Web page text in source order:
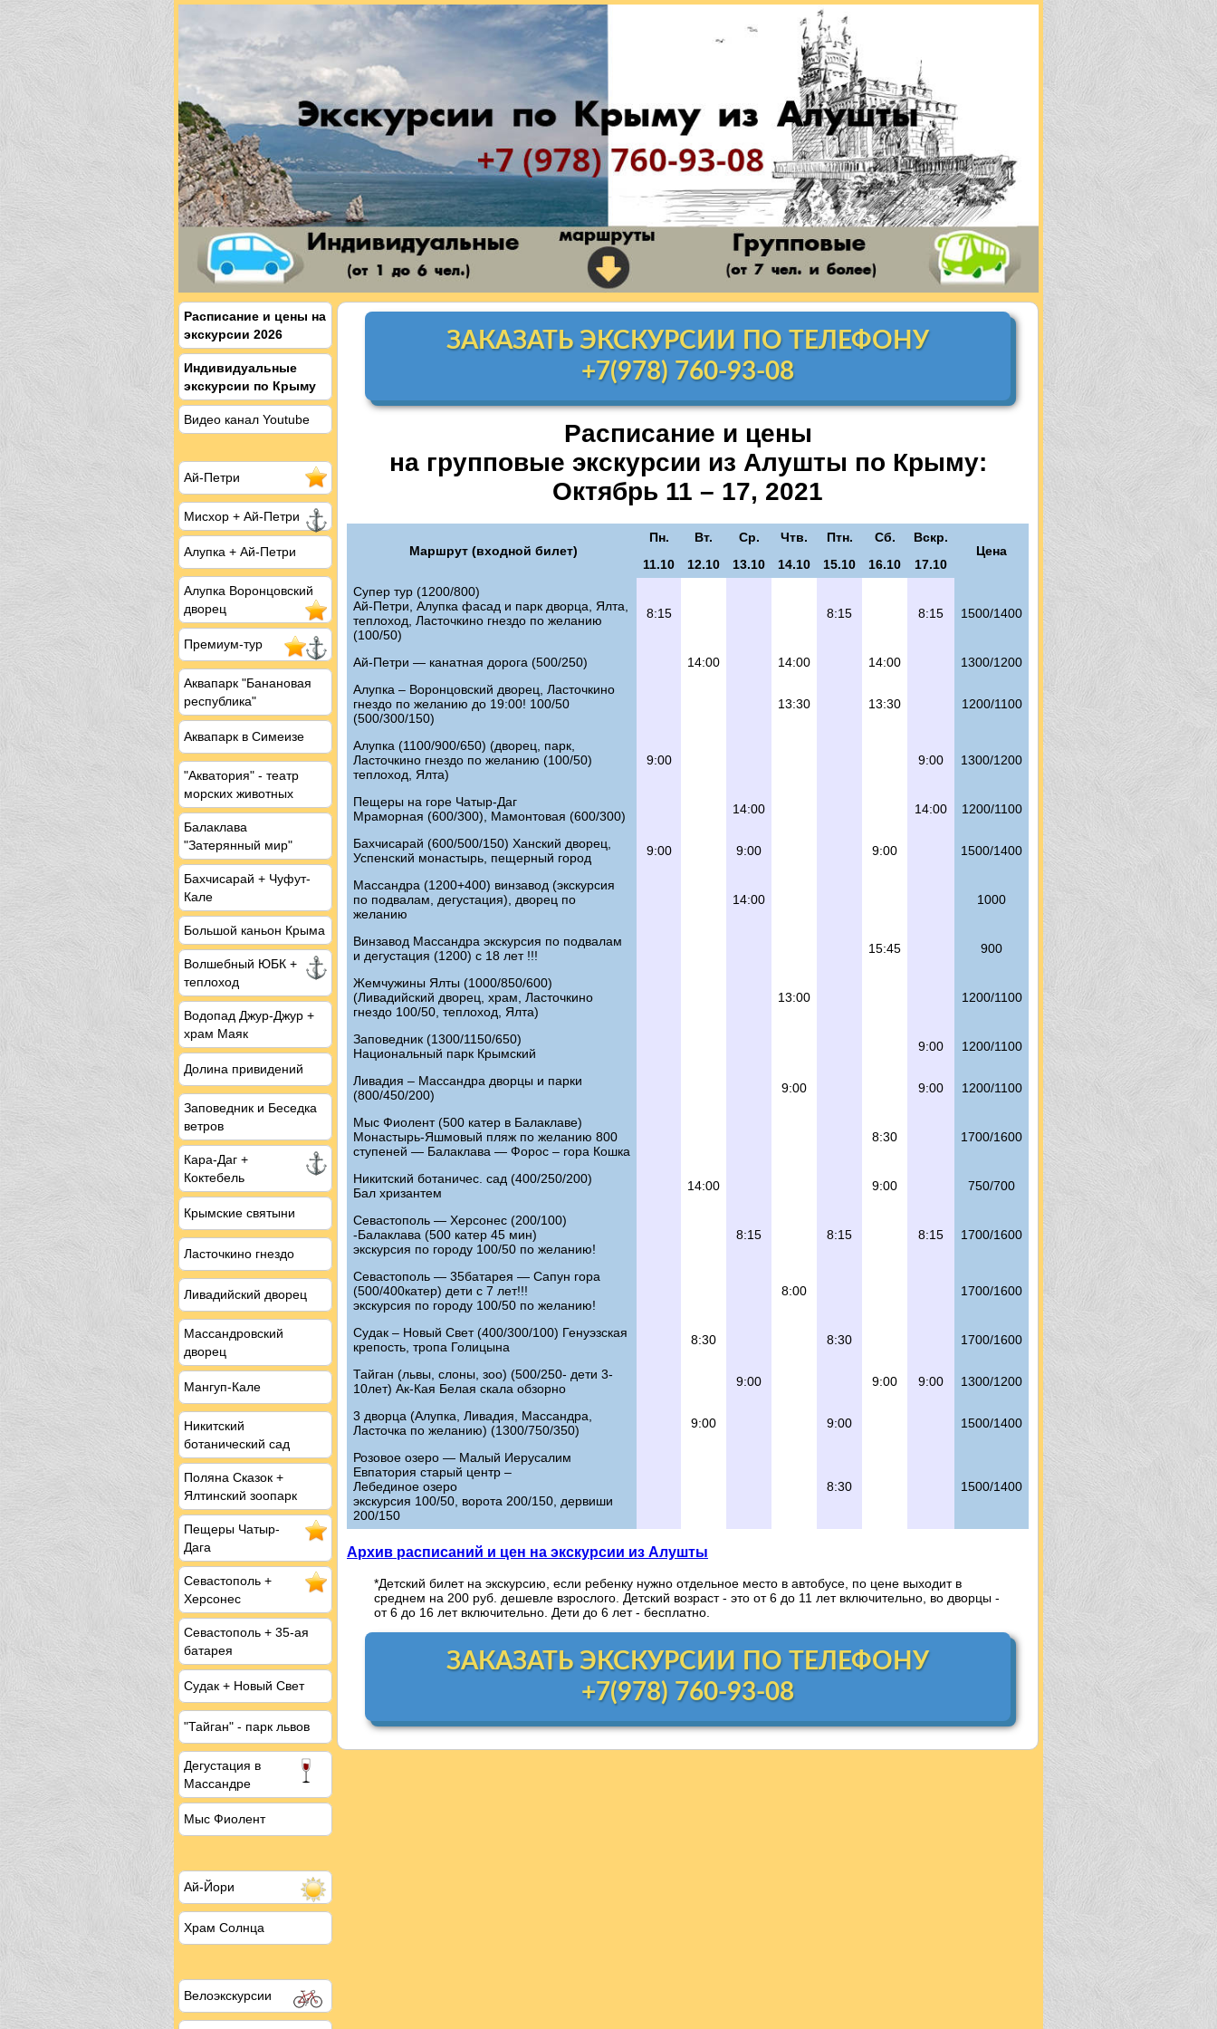
Расписание и цены на
экскурсии 2026
Индивидуальные
экскурсии по Крыму
Видео канал Youtube
Ай-Петри
Мисхор + Ай-Петри
Алупка + Ай-Петри
Алупка Воронцовский
дворец
Премиум-тур
Аквапарк "Банановая
республика"
Аквапарк в Симеизе
"Акватория" - театр
морских животных
Балаклава
"Затерянный мир"
Бахчисарай + Чуфут-
Кале
Большой каньон Крыма
Волшебный ЮБК +
теплоход
Водопад Джур-Джур +
храм Маяк
Долина привидений
Заповедник и Беседка
ветров
Кара-Даг +
Коктебель
Крымские святыни
Ласточкино гнездо
Ливадийский дворец
Массандровский
дворец
Мангуп-Кале
Никитский
ботанический сад
Поляна Сказок +
Ялтинский зоопарк
Пещеры Чатыр-
Дага
Севастополь +
Херсонес
Севастополь + 35-ая
батарея
Судак + Новый Свет
"Тайган" - парк львов
Дегустация в
Массандре
Мыс Фиолент
Ай-Йори
Храм Солнца
Велоэкскурсии
ЗАКАЗАТЬ ЭКСКУРСИИ ПО ТЕЛЕФОНУ
+7(978) 760-93-08
Расписание и цены
на групповые экскурсии из Алушты по Крыму:
Октябрь 11 – 17, 2021
Маршрут (входной билет)
Пн. Вт. Ср. Чтв. Птн. Сб.
Вскр.
Цена
11.10
12.10 13.10 14.10 15.10 16.10
17.10
Супер тур (1200/800)
Ай-Петри, Алупка фасад и парк дворца, Ялта,
теплоход, Ласточкино гнездо по желанию
(100/50)
8:15 8:15 8:15 1500/1400
Ай-Петри — канатная дорога (500/250) 14:00 14:00 14:00
1300/1200
Алупка – Воронцовский дворец, Ласточкино
гнездо по желанию до 19:00! 100/50
(500/300/150)
13:30 13:30 1200/1100
Алупка (1100/900/650) (дворец, парк,
Ласточкино гнездо по желанию (100/50)
теплоход, Ялта)
9:00 9:00 1300/1200
Пещеры на горе Чатыр-Даг
Мраморная (600/300), Мамонтовая (600/300)
14:00 14:00 1200/1100
Бахчисарай (600/500/150) Ханский дворец,
Успенский монастырь, пещерный город
9:00 9:00 9:00 1500/1400
Массандра (1200+400) винзавод (экскурсия
по подвалам, дегустация), дворец по
желанию
14:00 1000
Винзавод Массандра экскурсия по подвалам
и дегустация (1200) с 18 лет !!!
15:45 900
Жемчужины Ялты (1000/850/600)
(Ливадийский дворец, храм, Ласточкино
гнездо 100/50, теплоход, Ялта)
13:00 1200/1100
Заповедник (1300/1150/650)
Национальный парк Крымский
9:00 1200/1100
Ливадия – Массандра дворцы и парки
(800/450/200)
9:00 9:00 1200/1100
Мыс Фиолент (500 катер в Балаклаве)
Монастырь-Яшмовый пляж по желанию 800
ступеней — Балаклава — Форос – гора Кошка
8:30 1700/1600
Никитский ботаничес. сад (400/250/200)
Бал хризантем
14:00 9:00 750/700
Севастополь — Херсонес (200/100)
-Балаклава (500 катер 45 мин)
экскурсия по городу 100/50 по желанию!
8:15 8:15 8:15 1700/1600
Севастополь — 35батарея — Сапун гора
(500/400катер) дети с 7 лет!!!
экскурсия по городу 100/50 по желанию!
8:00 1700/1600
Судак – Новый Свет (400/300/100) Генуэзская
крепость, тропа Голицына
8:30 8:30 1700/1600
Тайган (львы, слоны, зоо) (500/250- дети 3-
10лет) Ак-Кая Белая скала обзорно
9:00 9:00 9:00 1300/1200
3 дворца (Алупка, Ливадия, Массандра,
Ласточка по желанию) (1300/750/350)
9:00 9:00 1500/1400
Розовое озеро — Малый Иерусалим
Евпатория старый центр –
Лебединое озеро
экскурсия 100/50, ворота 200/150, дервиши
200/150
8:30 1500/1400
Архив расписаний и цен на экскурсии из Алушты
*Детский билет на экскурсию, если ребенку нужно отдельное место в автобусе, по цене выходит в
среднем на 200 руб. дешевле взрослого. Детский возраст - это от 6 до 11 лет включительно, во дворцы -
от 6 до 16 лет включительно. Дети до 6 лет - бесплатно.
ЗАКАЗАТЬ ЭКСКУРСИИ ПО ТЕЛЕФОНУ
+7(978) 760-93-08